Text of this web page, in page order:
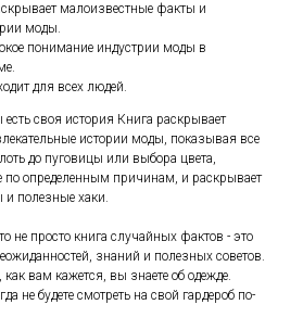
малоизвестные факты и
моды.
понимание индустрии моды в
для всех людей.
своя история Книга раскрывает
истории моды, показывая все
до пуговицы или выбора цвета,
по определенным причинам, и раскрывает
полезные хаки.
не просто книга случайных фактов - это
знаний и полезных советов.
вам кажется, вы знаете об одежде.
не будете смотреть на свой гардероб по-